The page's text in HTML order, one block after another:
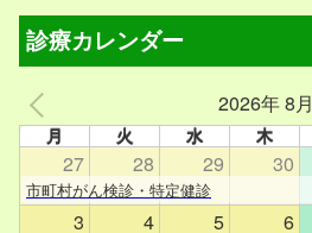
診療カレンダー
2026年 8月
月 火 水 木
27 28 29 30
市町村がん検診・特定健診
3 4 5 6